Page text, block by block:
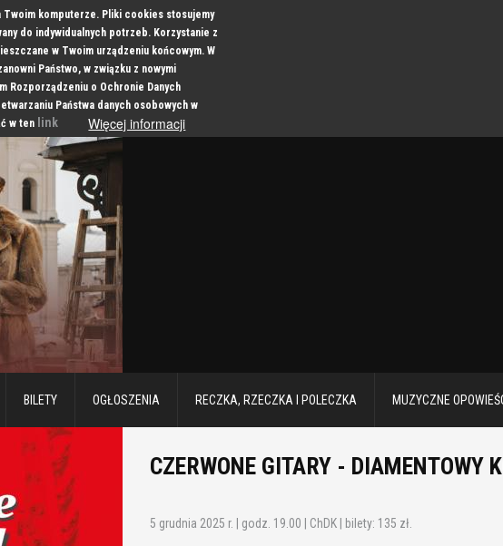
komputerze. Pliki cookies stosujemy
do indywidualnych potrzeb. Korzystanie z
w Twoim urządzeniu końcowym. W
Państwo, w związku z nowymi
Rozporządzeniu o Ochronie Danych
Państwa danych osobowych w
w ten link Więcej informacji
BILETY OGŁOSZENIA RECZKA, RZECZKA I POLECZKA MUZYCZNE
CZERWONE GITARY - DIAMENTOWY
5 grudnia 2025 r. | godz. 19.00 | ChDK | bilety: 135 zł.